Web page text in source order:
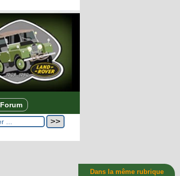
Forum
Dans la même rubrique